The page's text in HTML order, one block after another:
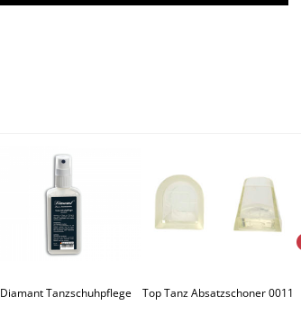
Diamant Tanzschuhpflege Top Tanz Absatzschoner 0011